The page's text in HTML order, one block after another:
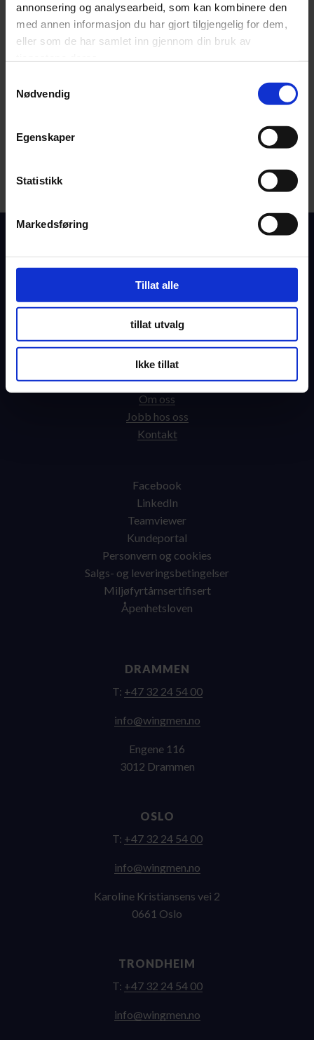
annonsering og analysearbeid, som kan kombinere den
med annen informasjon du har gjort tilgjengelig for dem,
eller som de har samlet inn gjennom din bruk av
Nødvendig
Egenskaper
Statistikk
Markedsføring
Tillat alle
tillat utvalg
Ikke tillat
Kontaktperson
Drift & Support
Suksesshistorier
Aktuelt
Om oss
Jobb hos oss
Kontakt
Facebook
LinkedIn
Teamviewer
Kundeportal
Personvern og cookies
Salgs- og leveringsbetingelser
Miljøfyrtårnsertifisert
Åpenhetsloven
DRAMMEN
T: +47 32 24 54 00
on.nemgniw@ofni
Engene 116
3012 Drammen
OSLO
T: +47 32 24 54 00
on.nemgniw@ofni
Karoline Kristiansens vei 2
0661 Oslo
TRONDHEIM
T: +47 32 24 54 00
on.nemgniw@ofni